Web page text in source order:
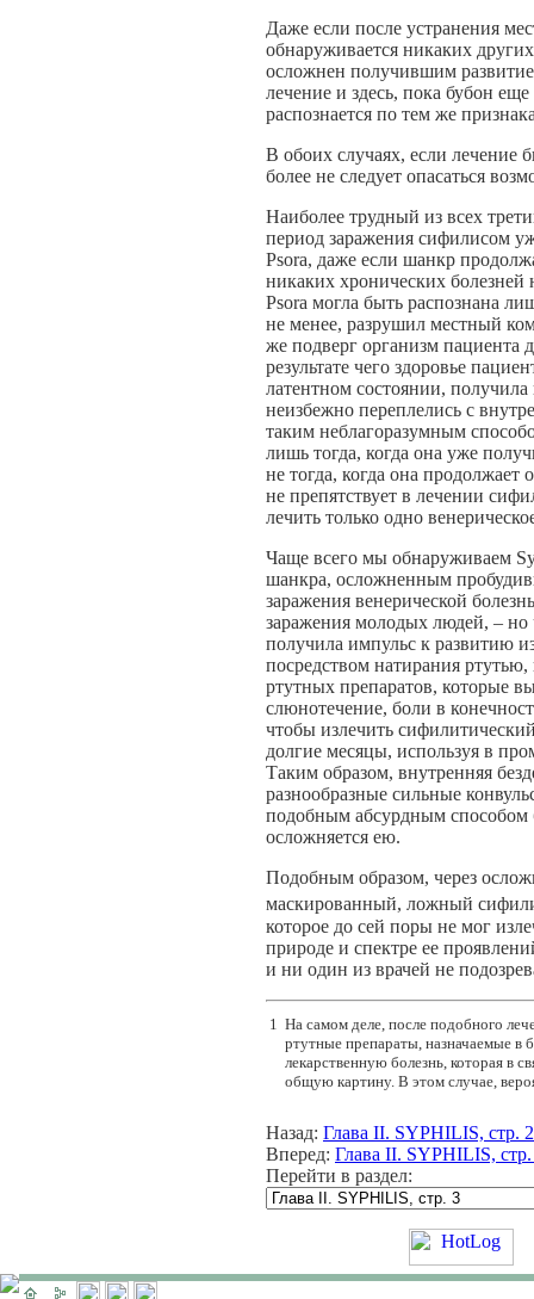
Даже если после устранения
обнаруживается никаких
осложнен получившим развитие
лечение и здесь, пока бубон
распознается по тем же
В обоих случаях, если лечение
более не следует опасаться
Наиболее трудный из всех
период заражения сифилисом
Psora, даже если шанкр
никаких хронических
Psora могла быть распознана
не менее, разрушил местный
же подверг организм
результате чего здоровье
латентном состоянии,
неизбежно переплелись с
таким неблагоразумным
лишь тогда, когда она уже
не тогда, когда она продолжает
не препятствует в лечении
лечить только одно
Чаще всего мы обнаруживаем
шанкра, осложненным
заражения венерической
заражения молодых людей, – но
получила импульс к развитию
посредством натирания
ртутных препаратов, которые
слюнотечение, боли в
чтобы излечить
долгие месяцы, используя в
Таким образом, внутренняя
разнообразные сильные
подобным абсурдным способом
осложняется ею.
Подобным образом, через
маскированный, ложный
которое до сей поры не мог
природе и спектре ее
и ни один из врачей не
1 На самом деле, после подобного
ртутные препараты, назначаемые в
лекарственную болезнь, которая в
общую картину. В этом случае,
Назад: Глава II. SYPHILIS, стр. 2
Вперед: Глава II. SYPHILIS,
Перейти в раздел: